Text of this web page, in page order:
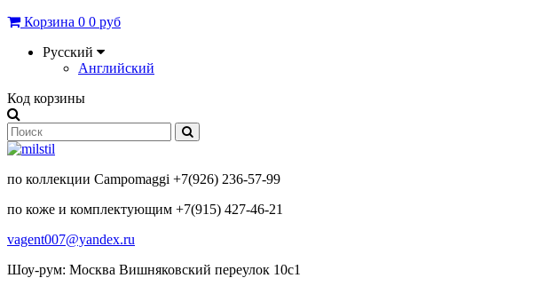
Корзина 0 0 руб
Русский
Английский
Код корзины
по коллекции Campomaggi +7(926) 236-57-99
по коже и комплектующим +7(915) 427-46-21
vagent007@yandex.ru
Шоу-рум: Москва Вишняковский переулок 10с1